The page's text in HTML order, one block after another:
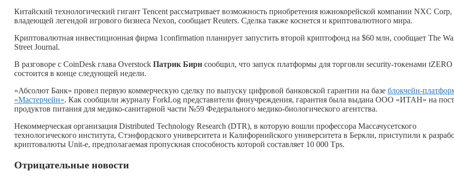
Китайский технологический гигант Tencent рассматривает возможность приобретения южнокорейской компании NXC Corp,
владеющей легендой игрового бизнеса Nexon, сообщает Reuters. Сделка также коснется и криптовалютного мира.
Криптовалютная инвестиционная фирма 1confirmation планирует запустить второй криптофонд на $60 млн, сообщает The
Street Journal.
В разговоре с CoinDesk глава Overstock Патрик Бирн сообщил, что запуск платформы для торговли security-токенами tZERO
состоится в конце следующей недели.
«Абсолют Банк» провел первую коммерческую сделку по выпуску цифровой банковской гарантии на базе блокчейн-
«Мастерчейн». Как сообщили журналу ForkLog представители финучреждения, гарантия была выдана ООО «ИТАН» на
продуктов питания для медико-санитарной части №59 Федерального медико-биологического агентства.
Некоммерческая организация Distributed Technology Research (DTR), в которую вошли профессора Массачусетского
технологического института, Стэнфордского университета и Калифорнийского университета в Беркли, приступили к
криптовалюты Unit‑e, предполагаемая пропускная способность которой составляет 10 000 Tps.
Отрицательные новости